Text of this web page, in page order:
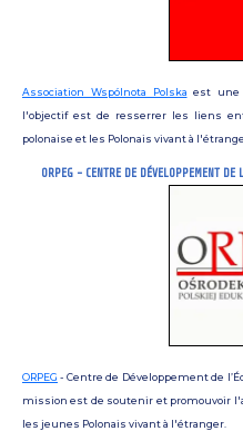
Association Wspólnota Polska est une
l'objectif est de resserrer les liens
polonaise et les Polonais vivant à
ORPEG - CENTRE DE DÉVELOPPEMENT DE
ORPEG - Centre de Développement de
mission est de soutenir et promouvoir
les jeunes Polonais vivant à l'étranger.